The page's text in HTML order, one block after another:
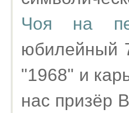
Чоя на
юбилейный
"1968" и
нас призёр